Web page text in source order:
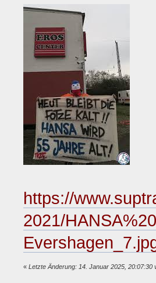
https://
2021/
« Letzte Änderung: 14. Januar 2025, 20:07:30